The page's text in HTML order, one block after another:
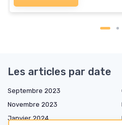
Les articles par date
Septembre 2023
Novembre 2023
Janvier 2024